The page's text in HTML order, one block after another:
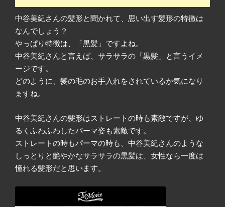
中谷美紀さんの髪形と聞かれて、思い出す髪形の特徴は
なんでしょう？
やっぱり特徴は、「黒髪」ですよね。
中谷美紀さんと言えば、サラサラの「黒髪」と言うイメ
ージです。
どのように、髪の毛のお手入れをされているか気になり
ますね。
中谷美紀さんの髪形はストレートの時も素敵ですが、ゆ
るくふわふわしたパーマ姿も素敵です。
ストレートの時もパーマの時も、中谷美紀さんのような
しっとりと艶やかなサラサラの黒髪は、女性なら一度は
憧れる髪形だと思います。